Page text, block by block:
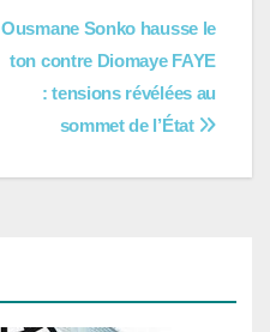
Ousmane Sonko hausse le
ton contre Diomaye FAYE
: tensions révélées au
sommet de l’État